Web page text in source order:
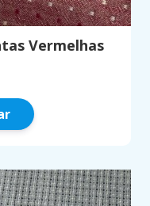
Vermelhas